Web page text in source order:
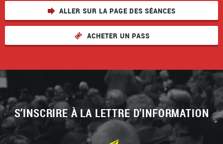
ALLER SUR LA PAGE DES SÉANCES
ACHETER UN PASS
S’INSCRIRE À LA LETTRE D’INFORMATION